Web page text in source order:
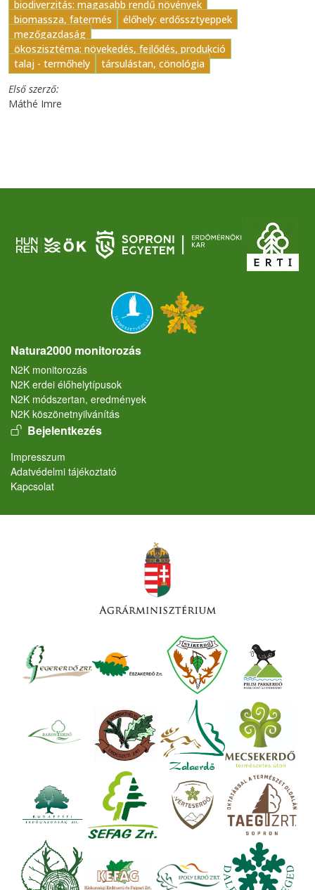
biodiverzitás: magasabb rendű növények
biomassza, fatermés
élőhely: erdőssztyeppek
mezőgazdaság
ökoszisztéma: növekedés, fejlődés, produkció
talaj - termőhely
társulástan, cönológia
Első szerző
Máthé Imre
Natura2000 monitorozás
N2K monitorozás
N2K erdei élőhelytípusok
N2K módszertan, eredmények
N2K köszönetnyilvánítás
User account menu
Bejelentkezés
Lábléc
Impresszum
Adatvédelmi tájékoztató
Kapcsolat